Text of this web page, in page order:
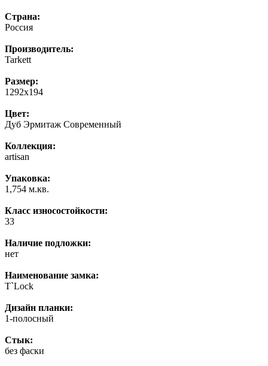
Страна:
Россия
Производитель:
Tarkett
Размер:
1292x194
Цвет:
Дуб Эрмитаж Современный
Коллекция:
artisan
Упаковка:
1,754 м.кв.
Класс износостойкости:
33
Наличие подложки:
нет
Наименование замка:
T`Lock
Дизайн планки:
1-полосный
Стык:
без фаски